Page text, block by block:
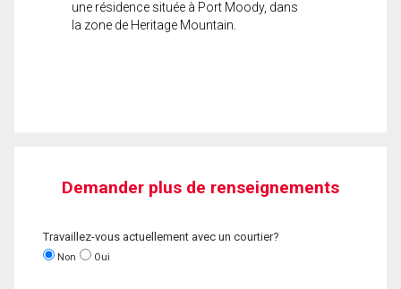
une résidence située à Port Moody, dans
la zone de Heritage Mountain.
Demander plus de renseignements
Travaillez-vous actuellement avec un courtier?
Non Oui